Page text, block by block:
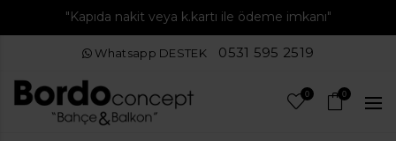
"Kapıda nakit veya k.kartı ile ödeme imkanı"
Whatsapp DESTEK 0531 595 2519
0 0